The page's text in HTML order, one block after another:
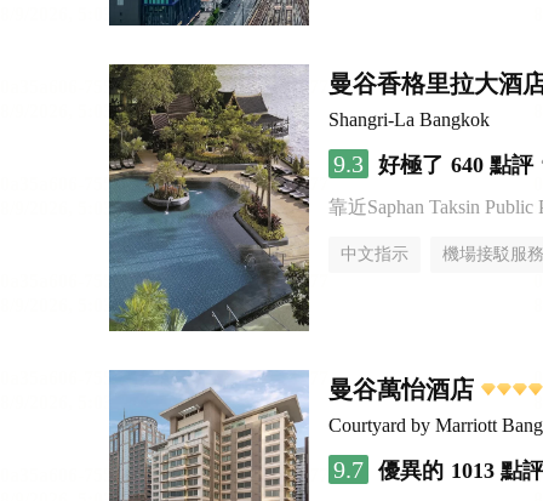
曼谷香格里拉大酒
Shangri-La Bangkok
9.3 好極了 640 點評
靠近Saphan Taksin Public
中文指示 機場接駁服務
曼谷萬怡酒店
Courtyard by Marriott
9.7 優異的 1013 點評